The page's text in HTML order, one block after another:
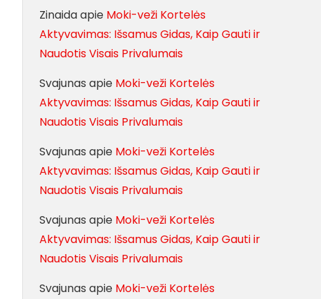
Zinaidaapie Moki-veži Kortelės
Aktyvavimas: Išsamus Gidas, Kaip Gauti ir
Naudotis Visais Privalumais
Svajunas apie Moki-veži Kortelės
Aktyvavimas: Išsamus Gidas, Kaip Gauti ir
Naudotis Visais Privalumais
Svajunas apie Moki-veži Kortelės
Aktyvavimas: Išsamus Gidas, Kaip Gauti ir
Naudotis Visais Privalumais
Svajunas apie Moki-veži Kortelės
Aktyvavimas: Išsamus Gidas, Kaip Gauti ir
Naudotis Visais Privalumais
Svajunas apie Moki-veži Kortelės